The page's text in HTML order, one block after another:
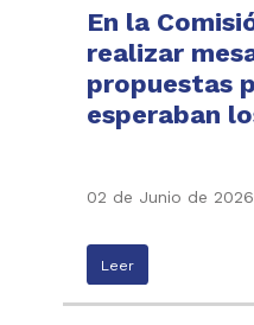
En la
realizar
propuestas
esperaban
02 de Junio de
Leer